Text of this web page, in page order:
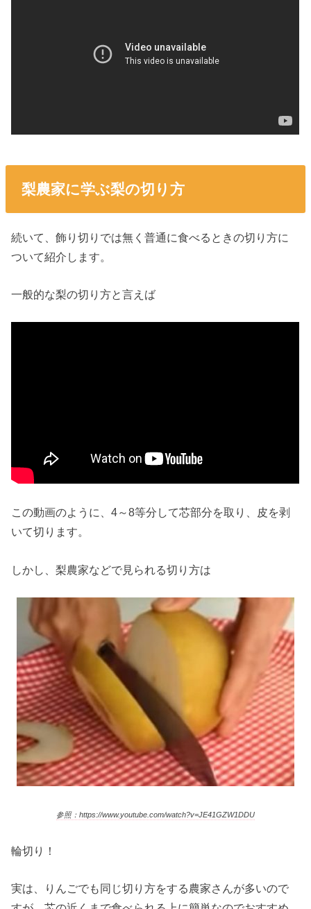
梨農家に学ぶ梨の切り方
続いて、飾り切りでは無く普通に食べるときの切り方に
ついて紹介します。
一般的な梨の切り方と言えば
この動画のように、4～8等分して芯部分を取り、皮を剥
いて切ります。
しかし、梨農家などで見られる切り方は
参照：https://www.youtube.com/watch?v=JE41GZW1DDU
輪切り！
実は、りんごでも同じ切り方をする農家さんが多いので